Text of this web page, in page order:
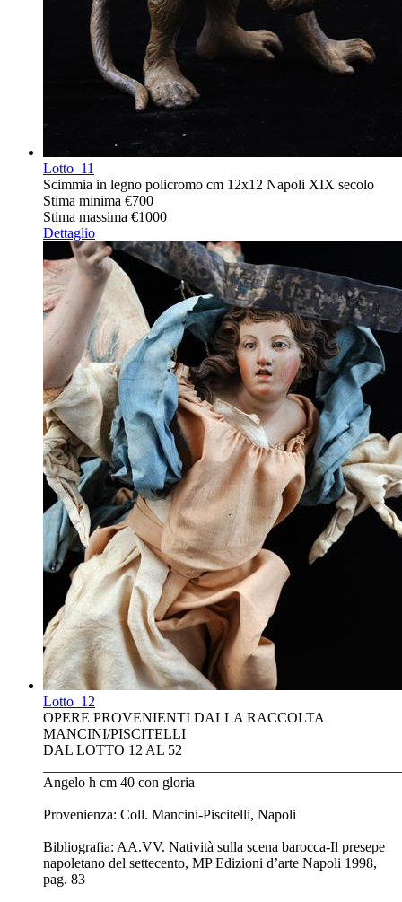
Lotto 11
Scimmia in legno policromo cm 12x12 Napoli XIX secolo
Stima minima €700
Stima massima €1000
Dettaglio
Lotto 12
OPERE PROVENIENTI DALLA RACCOLTA
MANCINI/PISCITELLI
DAL LOTTO 12 AL 52
Angelo h cm 40 con gloria
Provenienza: Coll. Mancini-Piscitelli, Napoli
Bibliografia: AA.VV. Natività sulla scena barocca-Il presepe
napoletano del settecento, MP Edizioni d’arte Napoli 1998,
pag. 83